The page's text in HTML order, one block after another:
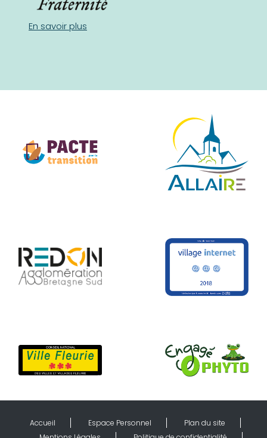
En savoir plus
Accueil Espace Personnel
Plan du site